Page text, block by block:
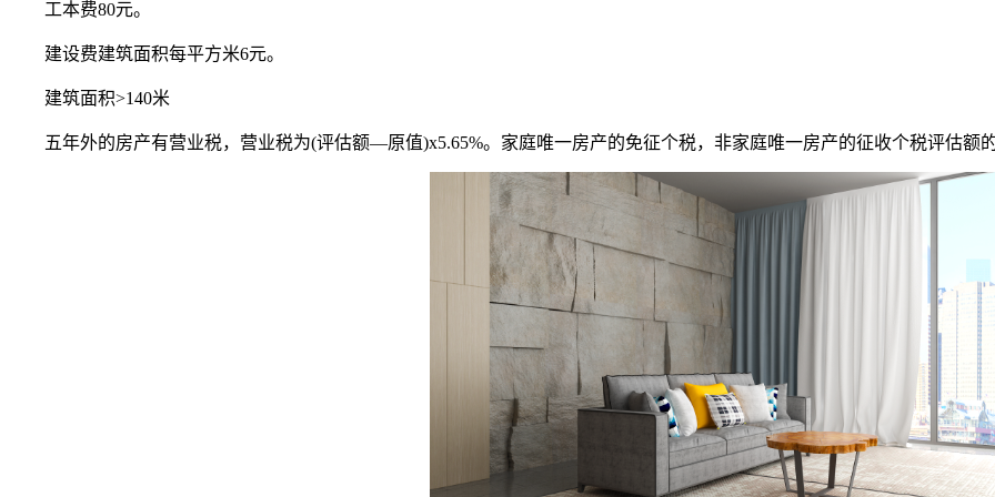
工本费80元。
建设费建筑面积每平方米6元。
建筑面积>140米
五年外的房产有营业税，营业税为(评估额—原值)x5.65%。家庭唯一房产的免征个税，非家庭唯一房产的征收个税评估额